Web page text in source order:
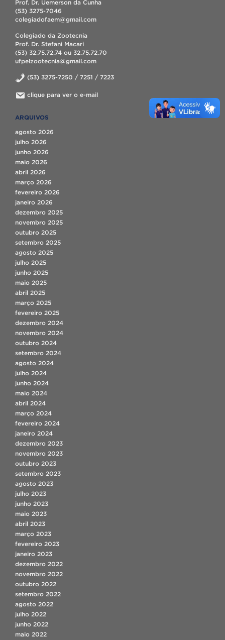
Prof. Dr. Uemerson da Cunha
(53) 3275-7046
colegiadofaem@gmail.com
Colegiado da Zootecnia
Prof. Dr. Stefani Macari
(53) 32.75.72.74 ou 32.75.72.70
ufpelzootecnia@gmail.com
(53) 3275-7250 / 7251 / 7223
clique para ver o e-mail
ARQUIVOS
agosto 2026
julho 2026
junho 2026
maio 2026
abril 2026
março 2026
fevereiro 2026
janeiro 2026
dezembro 2025
novembro 2025
outubro 2025
setembro 2025
agosto 2025
julho 2025
junho 2025
maio 2025
abril 2025
março 2025
fevereiro 2025
dezembro 2024
novembro 2024
outubro 2024
setembro 2024
agosto 2024
julho 2024
junho 2024
maio 2024
abril 2024
março 2024
fevereiro 2024
janeiro 2024
dezembro 2023
novembro 2023
outubro 2023
setembro 2023
agosto 2023
julho 2023
junho 2023
maio 2023
abril 2023
março 2023
fevereiro 2023
janeiro 2023
dezembro 2022
novembro 2022
outubro 2022
setembro 2022
agosto 2022
julho 2022
junho 2022
maio 2022